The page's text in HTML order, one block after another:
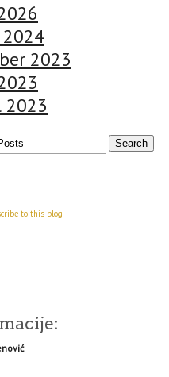
2024
2023
to this blog